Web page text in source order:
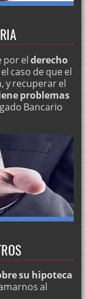
por elderecho
caso de que el
y recuperar el
problemas
Bancario
su hipoteca
al